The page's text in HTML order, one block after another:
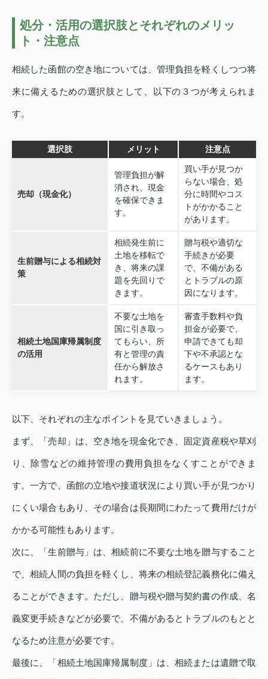
処分・活用の選択肢とそれぞれのメリッ
ト・注意点
相続した函館の空き地については、管理負担を軽くしつつ将
来に備えるための選択肢として、以下の３つが考えられま
す。
選択肢 メリット 注意点
売却（現金化）
管理負担が解
消され、現金
を確保できま
す。
買い手が見つか
らない場合、処
分に時間やコス
トがかかること
があります。
生前贈与による相続対
策
相続発生前に
土地を移転で
き、将来の課
題を先回りで
きます。
贈与税や適切な
手続きが必要
で、不備がある
とトラブルの原
因になります。
相続土地国庫帰属制度
の活用
不要な土地を
国に引き取っ
てもらい、所
有と管理の責
任から解放さ
れます。
審査手数料や負
担金が必要で、
申請できても却
下や不承認とな
るケースもあり
ます。
以下、それぞれの主なポイントを見ていきましょう。
まず、「売却」は、空き地を現金化でき、固定資産税や草刈
り、除雪などの維持管理の費用負担をなくすことができま
す。一方で、函館の立地や接道状況により買い手が見つかり
にくい場合もあり、その場合は長期間にわたって費用だけが
かかる可能性もあります。
次に、「生前贈与」は、相続前に不要な土地を贈与すること
で、相続人間の負担を軽くし、将来の相続登記義務化に備え
ることができます。ただし、贈与税や贈与契約書の作成、名
義変更手続きなどが必要で、不備があるとトラブルのもとと
なるため注意が必要です。
最後に、「相続土地国庫帰属制度」は、相続または遺贈で取